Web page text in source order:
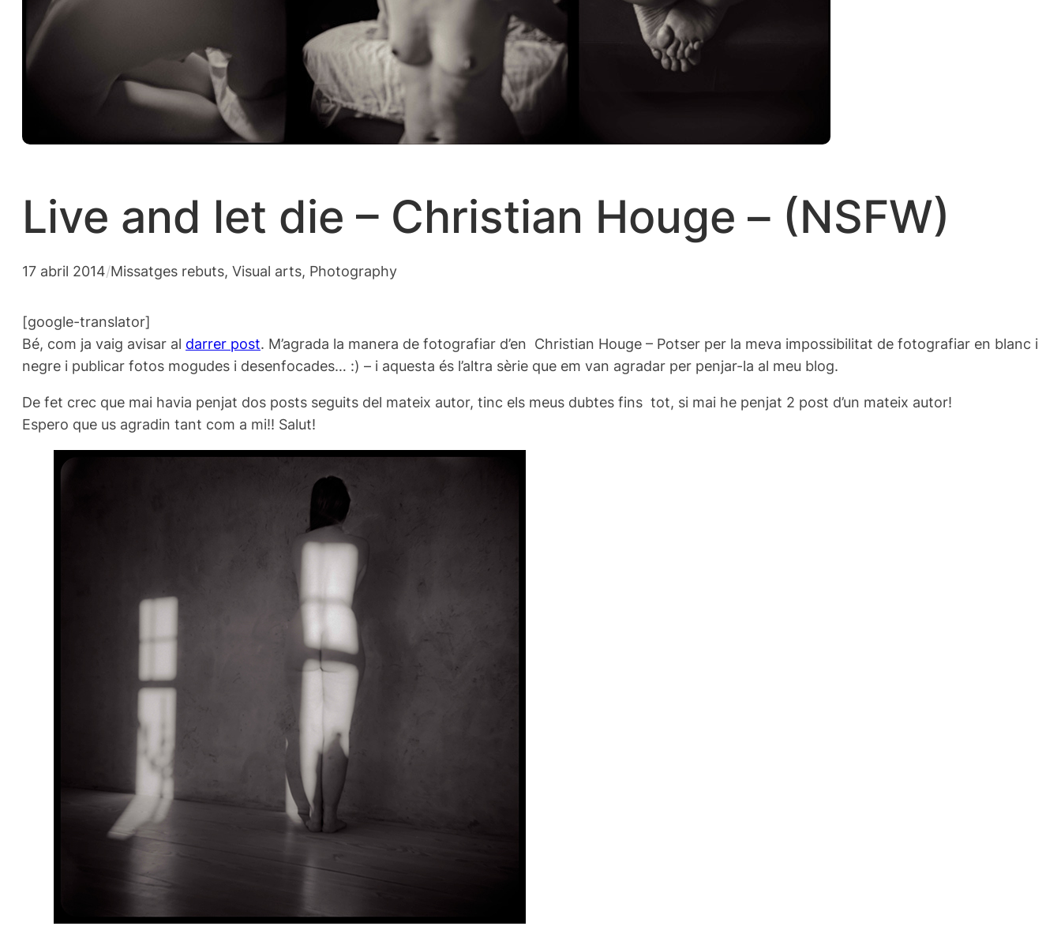
Live and let die – Christian Houge – (NSFW)
17 abril 2014/Missatges rebuts, Visual arts, Photography
[google-translator]
Bé, com ja vaig avisar al darrer post. M’agrada la manera de fotografiar d’en Christian Houge – Potser per la meva impossibilitat de fotografiar en blanc i
negre i publicar fotos mogudes i desenfocades… :) – i aquesta és l’altra sèrie que em van agradar per penjar-la al meu blog.
De fet crec que mai havia penjat dos posts seguits del mateix autor, tinc els meus dubtes fins tot, si mai he penjat 2 post d’un mateix autor!
Espero que us agradin tant com a mi!! Salut!